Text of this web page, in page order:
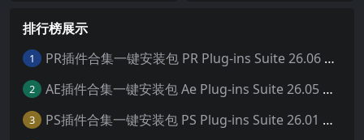
排行榜展示
1 PR插件合集一键安装包 PR Plug-ins Suite 26.06 一键安装PR所有常用插件！
2 AE插件合集一键安装包 Ae Plug-ins Suite 26.05 一键安装AE所有常用插件！
3 PS插件合集一键安装包 PS Plug-ins Suite 26.01 一键安装PS所有常用插件！